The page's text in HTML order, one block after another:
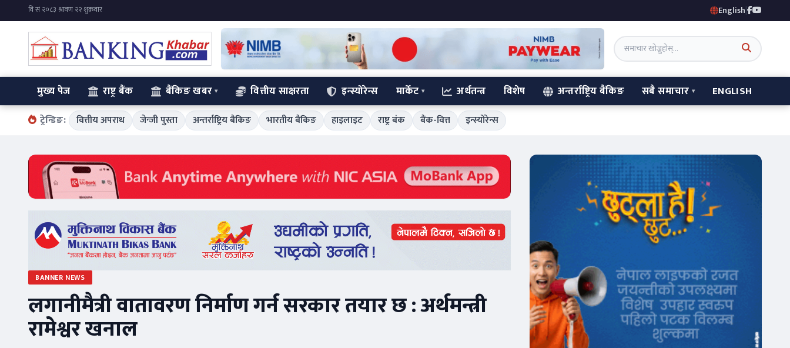
English|
मुख्य पेज राष्ट्र बैंक बैंकिङ खबर वित्तीय साक्षरता इन्स्योरेन्स मार्केट अर्थतन्त्र विशेष अन्तर्राष्ट्रिय बैंकिङ सबै समाचार ENGLISH
ट्रेन्डिङ: वित्तीय अपराध जेन्जी पुस्ता अन्तर्राष्ट्रिय बैंकिङ भारतीय बैंकिङ हाइलाइट राष्ट्र बंक बैंक-वित्त इन्स्योरेन्स
BANNER NEWS
लगानीमैत्री वातावरण निर्माण गर्न सरकार तयार छ : अर्थमन्त्री
रामेश्वर खनाल